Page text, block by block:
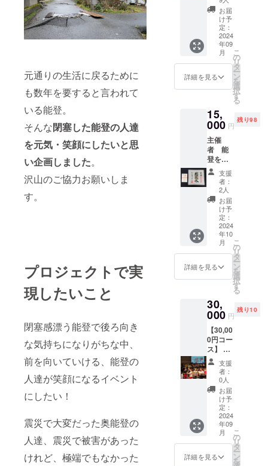
元通りの生活に戻るために
も数年を要すると言われて
いる能登。
そんな閉塞した能登の人達
を元気・笑顔にしたいと思
い企画しました。
沢山のご協力お願いしま
す。
プロジェクトで実
現したいこと
閉塞感漂う能登で後ろ向き
な気持ちになりがちな中、
前を向いていける、能登の
人達が笑顔になるイベント
にしたい！
震災で大変だった奥能登の
人達、震災で被害があった
けれど、極端でもなかった
ます。
冷暗所
で保
存。 賞
味期限
は1年と
なりま
す。
後援
会 異
体同心
スポー
ツタオ
ル又
は、マ
フラー
タオル
・参加
りビデ
オメッ
セージ
・主催
者 能
登を笑
顔に実
行委員
会から
のお礼
メール
送付 ・
イベン
ト当日
のデジ
タル写
真集 ・
レポー
ト送付
（PDF
形式）
お届
け予
定：
2024
年09
月
詳細を見る
こ
の
リ
タ
ー
ン
を
選
択
す
る
15,
000 円
残り98
主催
者 能
登を笑
顔に実
行委員
会から
のお礼
のメー
ル送付
イベン
ト当日
の報告
レポー
ト送付
總持寺
祖院
開創700
年記念
非売品
手拭い
支援
者：
2人
お届
け予
定：
2024
年10
月
詳細を見る
こ
の
リ
タ
ー
ン
を
選
択
す
る
30,
000 円
残り10
【30,00
0円コー
ス】 ・
（当日
お越し
が可能
な場
合）サ
イン
ボール
投げ体
験 ※リ
ング上
よりサ
イン
支援
者：
0人
お届
け予
定：
2024
年09
月
詳細を見る
こ
の
リ
タ
ー
ン
を